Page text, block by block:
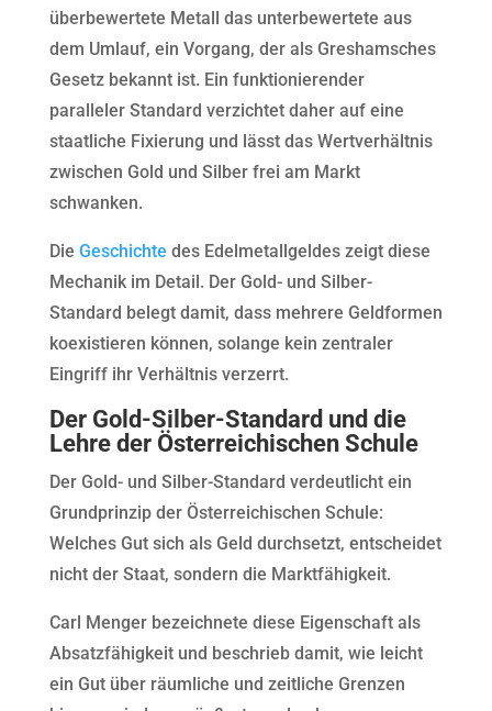
überbewertete Metall das unterbewertete aus
dem Umlauf, ein Vorgang, der als Greshamsches
Gesetz bekannt ist. Ein funktionierender
paralleler Standard verzichtet daher auf eine
staatliche Fixierung und lässt das Wertverhältnis
zwischen Gold und Silber frei am Markt
schwanken.
Die Geschichte des Edelmetallgeldes zeigt diese
Mechanik im Detail. Der Gold- und Silber-
Standard belegt damit, dass mehrere Geldformen
koexistieren können, solange kein zentraler
Eingriff ihr Verhältnis verzerrt.
Der Gold-Silber-Standard und die
Lehre der Österreichischen Schule
Der Gold- und Silber-Standard verdeutlicht ein
Grundprinzip der Österreichischen Schule:
Welches Gut sich als Geld durchsetzt, entscheidet
nicht der Staat, sondern die Marktfähigkeit.
Carl Menger bezeichnete diese Eigenschaft als
Absatzfähigkeit und beschrieb damit, wie leicht
ein Gut über räumliche und zeitliche Grenzen